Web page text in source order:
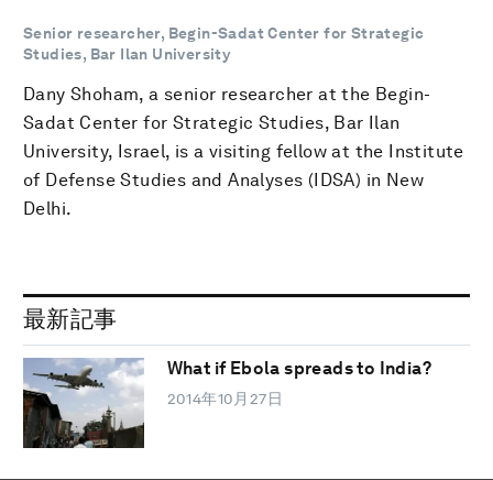
Senior researcher, Begin-Sadat Center for Strategic
Studies, Bar Ilan University
Dany Shoham, a senior researcher at the Begin-
Sadat Center for Strategic Studies, Bar Ilan
University, Israel, is a visiting fellow at the Institute
of Defense Studies and Analyses (IDSA) in New
Delhi.
最新記事
What if Ebola spreads to India?
2014年10月27日